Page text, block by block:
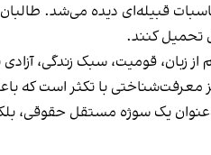
قبیله‌ای دیده می‌شد.
تحمیل کنند.
از زبان، قومیت، سبک زندگی،
با تکثر است که
به‌عنوان یک سوژه‌ مستقل